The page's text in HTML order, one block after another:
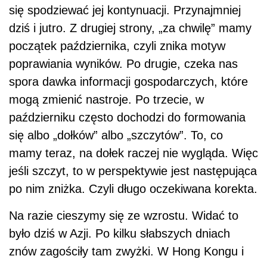
się spodziewać jej kontynuacji. Przynajmniej
dziś i jutro. Z drugiej strony, „za chwilę” mamy
początek października, czyli znika motyw
poprawiania wyników. Po drugie, czeka nas
spora dawka informacji gospodarczych, które
mogą zmienić nastroje. Po trzecie, w
październiku często dochodzi do formowania
się albo „dołków” albo „szczytów”. To, co
mamy teraz, na dołek raczej nie wygląda. Więc
jeśli szczyt, to w perspektywie jest następująca
po nim zniżka. Czyli długo oczekiwana korekta.
Na razie cieszymy się ze wzrostu. Widać to
było dziś w Azji. Po kilku słabszych dniach
znów zagościły tam zwyżki. W Hong Kongu i